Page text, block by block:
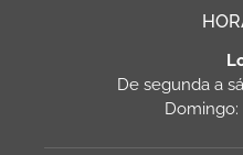
De segunda a